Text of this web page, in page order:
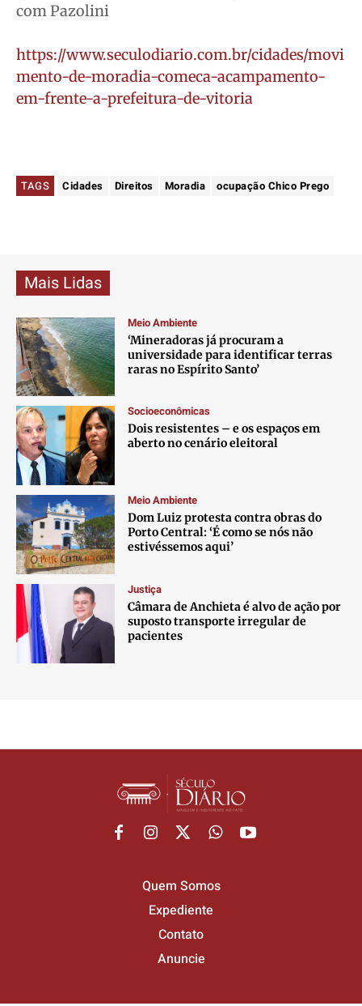
com Pazolini
https://www.seculodiario.com.br/cidades/movi
mento-de-moradia-comeca-acampamento-
em-frente-a-prefeitura-de-vitoria
TAGS Cidades Direitos Moradia ocupação Chico Prego
Mais Lidas
Meio Ambiente
‘Mineradoras já procuram a
universidade para identificar terras
raras no Espírito Santo’
Socioeconômicas
Dois resistentes – e os espaços em
aberto no cenário eleitoral
Meio Ambiente
Dom Luiz protesta contra obras do
Porto Central: ‘É como se nós não
estivéssemos aqui’
Justiça
Câmara de Anchieta é alvo de ação por
suposto transporte irregular de
pacientes
Quem Somos
Expediente
Contato
Anuncie